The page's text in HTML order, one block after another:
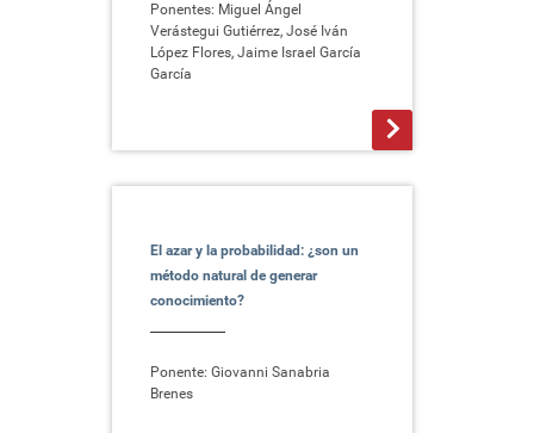
Ponentes: Miguel Ángel
Verástegui Gutiérrez, José Iván
López Flores, Jaime Israel García
García
El azar y la probabilidad: ¿son un
método natural de generar
conocimiento?
Ponente: Giovanni Sanabria
Brenes